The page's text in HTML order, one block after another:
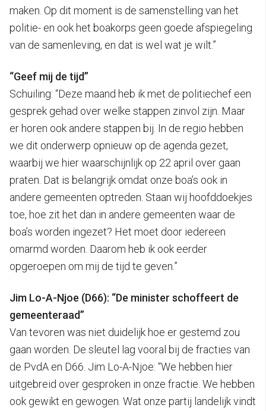
maken. Op dit moment is de samenstelling van het
politie- en ook het boakorps geen goede afspiegeling
van de samenleving, en dat is wel wat je wilt.”
“Geef mij de tijd”
Schuiling: “Deze maand heb ik met de politiechef een
gesprek gehad over welke stappen zinvol zijn. Maar
er horen ook andere stappen bij. In de regio hebben
we dit onderwerp opnieuw op de agenda gezet,
waarbij we hier waarschijnlijk op 22 april over gaan
praten. Dat is belangrijk omdat onze boa’s ook in
andere gemeenten optreden. Staan wij hoofddoekjes
toe, hoe zit het dan in andere gemeenten waar de
boa’s worden ingezet? Het moet door iedereen
omarmd worden. Daarom heb ik ook eerder
opgeroepen om mij de tijd te geven.”
Jim Lo-A-Njoe (D66): “De minister schoffeert de
gemeenteraad”
Van tevoren was niet duidelijk hoe er gestemd zou
gaan worden. De sleutel lag vooral bij de fracties van
de PvdA en D66. Jim Lo-A-Njoe: “We hebben hier
uitgebreid over gesproken in onze fractie. We hebben
ook gewikt en gewogen. Wat onze partij landelijk vindt